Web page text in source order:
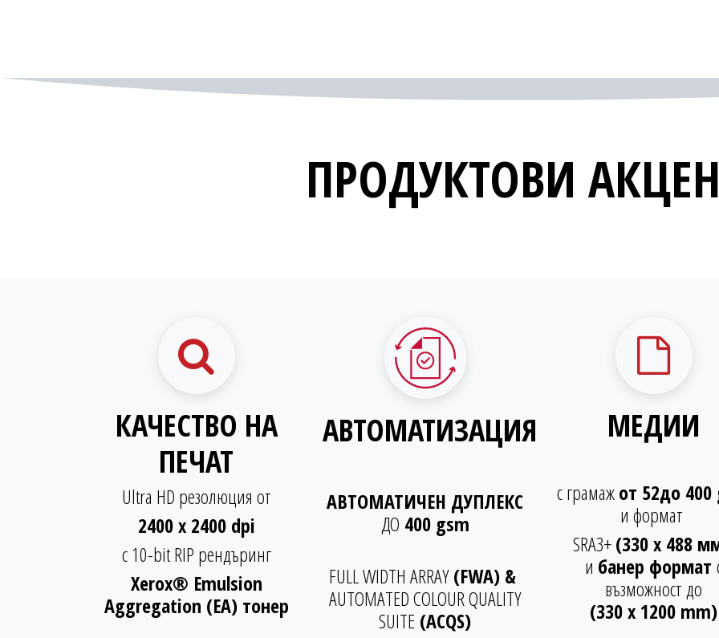
ПРОДУКТОВИ
КАЧЕСТВО НА
ПЕЧАТ
Ultra HD резолюция от
2400 x 2400 dpi
с 10-bit RIP рендъринг
Xerox® Emulsion
Aggregation (EA) тонер
АВТОМАТИЗАЦИЯ
АВТОМАТИЧЕН ДУПЛЕКС
ДО 400 gsm
FULL WIDTH ARRAY(FWA) &
AUTOMATED COLOUR QUALITY
SUITE (ACQS)
МЕДИИ
с грамажот 52до
и формат
SRA3+(330 х 488
и банер формат
възможност до
(330 x 1200 mm)